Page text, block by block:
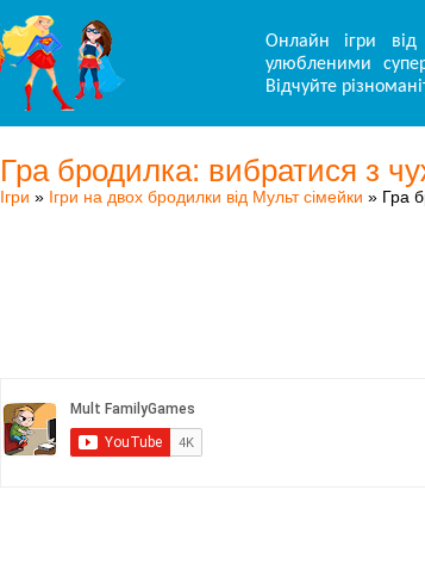
Онлайн ігри від
улюбленими
Відчуйте
Гра бродилка: вибратися з
Ігри » Ігри на двох бродилки від Мульт сімейки » Гра